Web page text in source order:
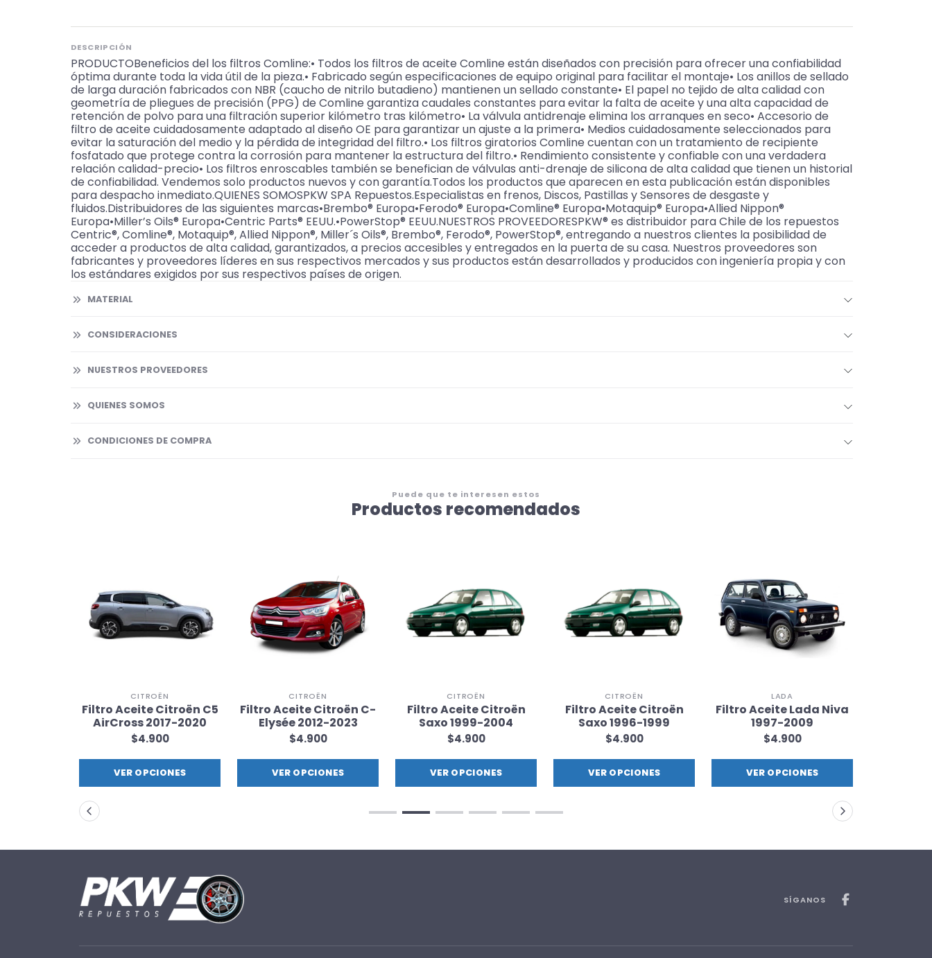
DESCRIPCIÓN
PRODUCTOBeneficios del los filtros Comline:• Todos los filtros de aceite Comline están diseñados con precisión para ofrecer una confiabilidad
óptima durante toda la vida útil de la pieza.• Fabricado según especificaciones de equipo original para facilitar el montaje• Los anillos de sellado
de larga duración fabricados con NBR (caucho de nitrilo butadieno) mantienen un sellado constante• El papel no tejido de alta calidad con
geometría de pliegues de precisión (PPG) de Comline garantiza caudales constantes para evitar la falta de aceite y una alta capacidad de
retención de polvo para una filtración superior kilómetro tras kilómetro• La válvula antidrenaje elimina los arranques en seco• Accesorio de
filtro de aceite cuidadosamente adaptado al diseño OE para garantizar un ajuste a la primera• Medios cuidadosamente seleccionados para
evitar la saturación del medio y la pérdida de integridad del filtro.• Los filtros giratorios Comline cuentan con un tratamiento de recipiente
fosfatado que protege contra la corrosión para mantener la estructura del filtro.• Rendimiento consistente y confiable con una verdadera
relación calidad-precio• Los filtros enroscables también se benefician de válvulas anti-drenaje de silicona de alta calidad que tienen un historial
de confiabilidad. Vendemos solo productos nuevos y con garantía.Todos los productos que aparecen en esta publicación están disponibles
para despacho inmediato.QUIENES SOMOSPKW SPA Repuestos.Especialistas en frenos, Discos, Pastillas y Sensores de desgaste y
fluidos.Distribuidores de las siguientes marcas•Brembo® Europa•Ferodo® Europa•Comline® Europa•Motaquip® Europa•Allied Nippon®
Europa•Miller’s Oils® Europa•Centric Parts® EEUU.•PowerStop® EEUU.NUESTROS PROVEEDORESPKW® es distribuidor para Chile de los repuestos
Centric®, Comline®, Motaquip®, Allied Nippon®, Miller´s Oils®, Brembo®, Ferodo®, PowerStop®, entregando a nuestros clientes la posibilidad de
acceder a productos de alta calidad, garantizados, a precios accesibles y entregados en la puerta de su casa. Nuestros proveedores son
fabricantes y proveedores líderes en sus respectivos mercados y sus productos están desarrollados y producidos con ingeniería propia y con
los estándares exigidos por sus respectivos países de origen.
MATERIAL
CONSIDERACIONES
NUESTROS PROVEEDORES
QUIENES SOMOS
CONDICIONES DE COMPRA
Puede que te interesen estos
Productos recomendados
CITROËN
Filtro Aceite Citroën C5
AirCross 2017-2020
$4.900
VER OPCIONES
CITROËN
Filtro Aceite Citroën C-
Elysée 2012-2023
$4.900
VER OPCIONES
CITROËN
Filtro Aceite Citroën
Saxo 1999-2004
$4.900
VER OPCIONES
CITROËN
Filtro Aceite Citroën
Saxo 1996-1999
$4.900
VER OPCIONES
LADA
Filtro Aceite Lada Niva
1997-2009
$4.900
VER OPCIONES
SÍGANOS